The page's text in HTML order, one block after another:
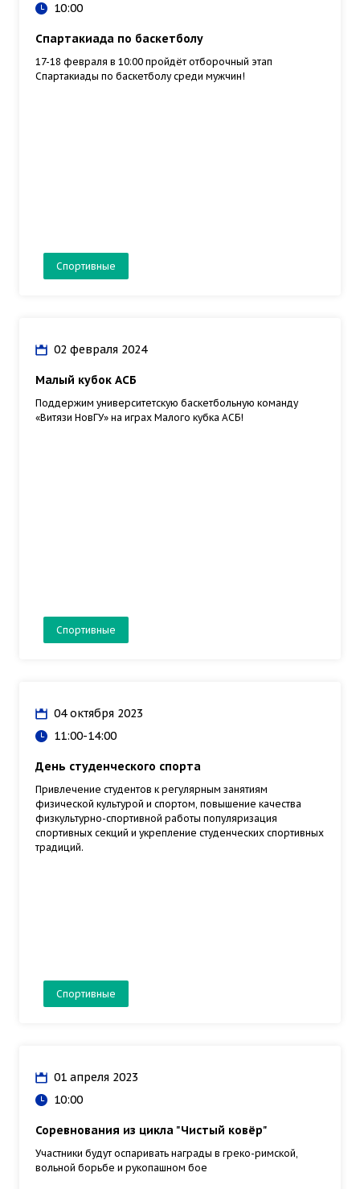
10:00
Спартакиада по баскетболу
17-18 февраля в 10:00 пройдëт отборочный этап
Спартакиады по баскетболу среди мужчин!
Спортивные
02 февраля 2024
Малый кубок АСБ
Поддержим университетскую баскетбольную команду
«Витязи НовГУ» на играх Малого кубка АСБ!
Спортивные
04 октября 2023
11:00-14:00
День студенческого спорта
Привлечение студентов к регулярным занятиям
физической культурой и спортом, повышение качества
физкультурно-спортивной работы популяризация
спортивных секций и укрепление студенческих спортивных
традиций.
Спортивные
01 апреля 2023
10:00
Соревнования из цикла "Чистый ковёр"
Участники будут оспаривать награды в греко-римской,
вольной борьбе и рукопашном бое